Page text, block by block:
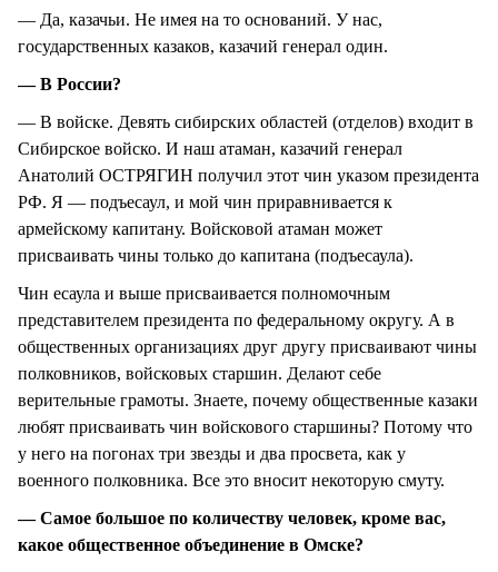
— Да, казачьи. Не имея на то оснований. У нас,
государственных казаков, казачий генерал один.
— В России?
— В войске. Девять сибирских областей (отделов) входит в
Сибирское войско. И наш атаман, казачий генерал
Анатолий ОСТРЯГИН получил этот чин указом президента
РФ. Я — подъесаул, и мой чин приравнивается к
армейскому капитану. Войсковой атаман может
присваивать чины только до капитана (подъесаула).
Чин есаула и выше присваивается полномочным
представителем президента по федеральному округу. А в
общественных организациях друг другу присваивают чины
полковников, войсковых старшин. Делают себе
верительные грамоты. Знаете, почему общественные казаки
любят присваивать чин войскового старшины? Потому что
у него на погонах три звезды и два просвета, как у
военного полковника. Все это вносит некоторую смуту.
— Самое большое по количеству человек, кроме вас,
какое общественное объединение в Омске?